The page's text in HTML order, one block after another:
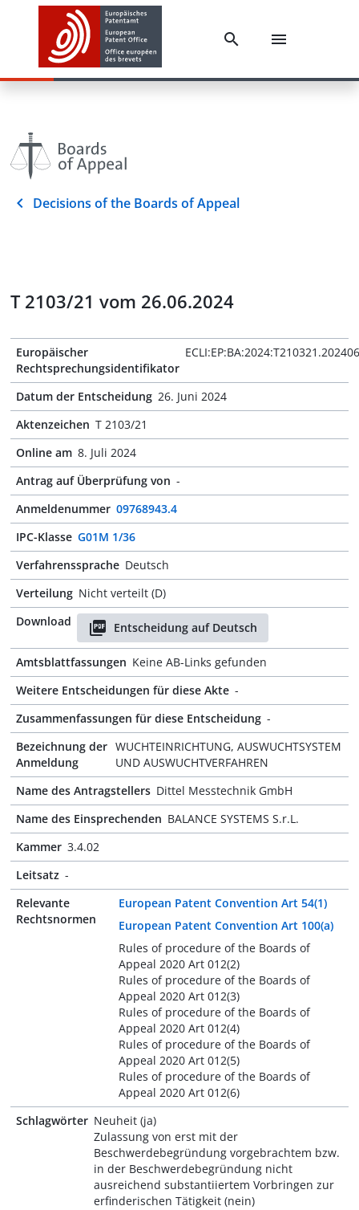
Decisions of the Boards of Appeal
T 2103/21 vom 26.06.2024
Europäischer
Rechtsprechungsidentifikator
Datum der Entscheidung 26. Juni 2024
Aktenzeichen T 2103/21
Online am 8. Juli 2024
Antrag auf Überprüfung von -
Anmeldenummer 09768943.4
IPC-Klasse G01M 1/36
Verfahrenssprache Deutsch
Verteilung Nicht verteilt (D)
Download
Entscheidung auf Deutsch
Amtsblattfassungen Keine AB-Links gefunden
Weitere Entscheidungen für diese Akte -
Zusammenfassungen für diese Entscheidung -
Bezeichnung der
Anmeldung
WUCHTEINRICHTUNG, AUSWUCHTSYSTEM
UND AUSWUCHTVERFAHREN
Name des Antragstellers Dittel Messtechnik GmbH
Name des Einsprechenden BALANCE SYSTEMS S.r.L.
Kammer 3.4.02
Leitsatz -
Relevante
Rechtsnormen
European Patent Convention Art 54(1)
European Patent Convention Art 100(a)
Rules of procedure of the Boards of
Appeal 2020 Art 012(2)
Rules of procedure of the Boards of
Appeal 2020 Art 012(3)
Rules of procedure of the Boards of
Appeal 2020 Art 012(4)
Rules of procedure of the Boards of
Appeal 2020 Art 012(5)
Rules of procedure of the Boards of
Appeal 2020 Art 012(6)
Schlagwörter Neuheit (ja)
Zulassung von erst mit der
Beschwerdebegründung vorgebrachtem bzw.
in der Beschwerdebegründung nicht
ausreichend substantiiertem Vorbringen zur
erfinderischen Tätigkeit (nein)